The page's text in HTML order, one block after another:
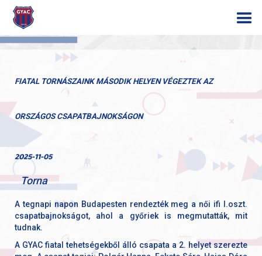
FIATAL TORNÁSZAINK MÁSODIK HELYEN VÉGEZTEK AZ
ORSZÁGOS CSAPATBAJNOKSÁGON
2025-11-05
Torna
A tegnapi napon Budapesten rendezték meg a női ifi I.oszt.
csapatbajnokságot, ahol a győriek is megmutatták, mit
tudnak.
A GYAC fiatal tehetségekből álló csapata a 2. helyet szerezte